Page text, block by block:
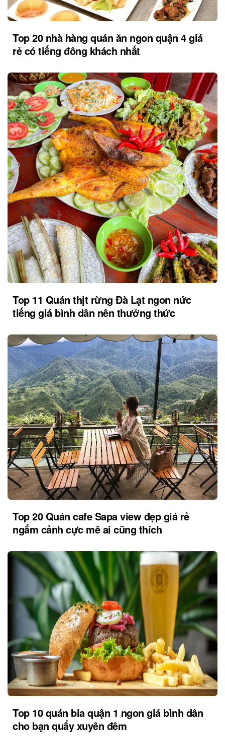
Top 20 nhà hàng quán ăn ngon quận 4 giá
rẻ có tiếng đông khách nhất
Top 11 Quán thịt rừng Đà Lạt ngon nức
tiếng giá bình dân nên thưởng thức
Top 20 Quán cafe Sapa view đẹp giá rẻ
ngắm cảnh cực mê ai cũng thích
Top 10 quán bia quận 1 ngon giá bình dân
cho bạn quẩy xuyên đêm